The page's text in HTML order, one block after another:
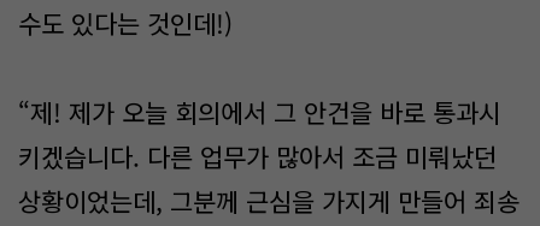
수도 있다는 것인데!)
“제! 제가 오늘 회의에서 그 안건을 바로 통과시
키겠습니다. 다른 업무가 많아서 조금 미뤄났던
상황이었는데, 그분께 근심을 가지게 만들어 죄송